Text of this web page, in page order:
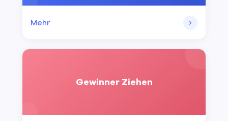
Mehr
Gewinner Ziehen